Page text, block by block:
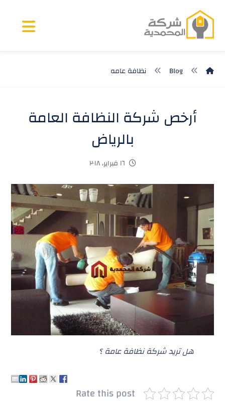
Blog نظافة عامه
أرخص شركة النظافة العامة
بالرياض
١٦ فبراير، ٢٠١٨
هل تريد شركة نظافة عامة ؟
Rate this post